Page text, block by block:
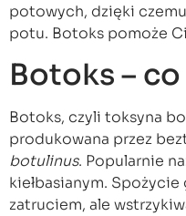
potowych, dzięki
potu. Botoks pomoże
Botoks –
Botoks, czyli toksyna
produkowana przez
botulinus. Popularnie
kiełbasianym.
zatruciem, ale